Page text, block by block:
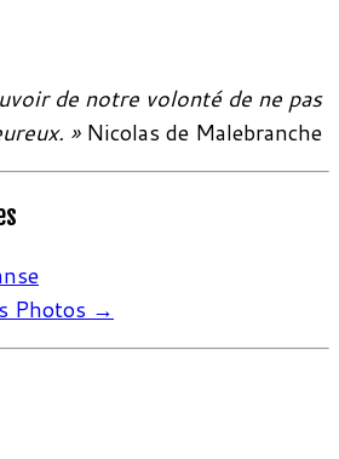
de notre volonté de ne pas
»Nicolas de Malebranche
Photos →